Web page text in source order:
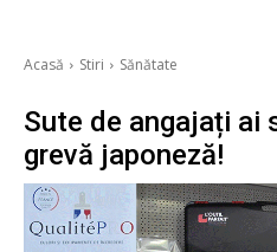
Acasă Stiri Sănătate
Sute de angajați ai
grevă japoneză!